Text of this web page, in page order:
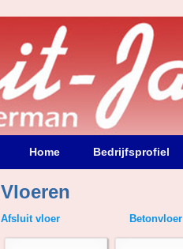
Home Bedrijfsprofiel
Vloeren
Afsluit vloer Betonvloer